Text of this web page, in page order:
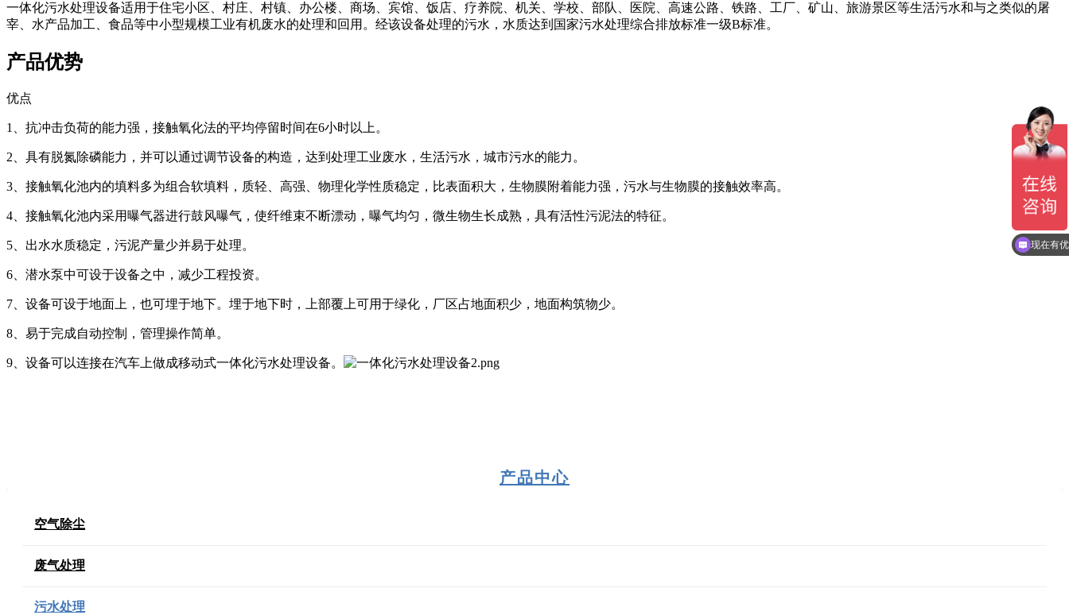
一体化污水处理设备适用于住宅小区、村庄、村镇、办公楼、商场、宾馆、饭店、疗养院、机关、学校、部队、医院、高速公路、铁路、工厂、矿山、旅游景区等生活污水和与之类似的屠
宰、水产品加工、食品等中小型规模工业有机废水的处理和回用。经该设备处理的污水，水质达到国家污水处理综合排放标准一级B标准。
产品优势
优点
1、抗冲击负荷的能力强，接触氧化法的平均停留时间在6小时以上。
2、具有脱氮除磷能力，并可以通过调节设备的构造，达到处理工业废水，生活污水，城市污水的能力。
3、接触氧化池内的填料多为组合软填料，质轻、高强、物理化学性质稳定，比表面积大，生物膜附着能力强，污水与生物膜的接触效率高。
4、接触氧化池内采用曝气器进行鼓风曝气，使纤维束不断漂动，曝气均匀，微生物生长成熟，具有活性污泥法的特征。
5、出水水质稳定，污泥产量少并易于处理。
6、潜水泵中可设于设备之中，减少工程投资。
7、设备可设于地面上，也可埋于地下。埋于地下时，上部覆上可用于绿化，厂区占地面积少，地面构筑物少。
8、易于完成自动控制，管理操作简单。
9、设备可以连接在汽车上做成移动式一体化污水处理设备。
产品中心
空气除尘
废气处理
污水处理
现在有